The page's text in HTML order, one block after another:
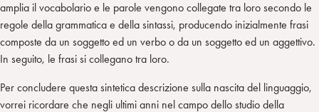
amplia il vocabolario e le parole vengono collegate tra loro secondo le
regole della grammatica e della sintassi, producendo inizialmente frasi
composte da un soggetto ed un verbo o da un soggetto ed un aggettivo.
In seguito, le frasi si collegano tra loro.
Per concludere questa sintetica descrizione sulla nascita del linguaggio,
vorrei ricordare che negli ultimi anni nel campo dello studio della